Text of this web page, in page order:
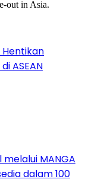
Hentikan
ASEAN
MANGA
dalam 100